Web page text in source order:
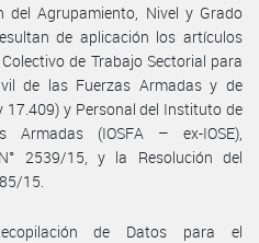
Agrupamiento, Nivel y Grado
de aplicación los artículos
de Trabajo Sectorial para
de las Fuerzas Armadas y de
17.409) y Personal del Instituto de
(IOSFA – ex-IOSE),
2539/15, y la Resolución del
15.
de Datos para el